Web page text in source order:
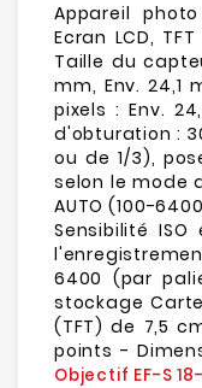
Appareil
Ecran LCD,
Taille du
mm, Env. 24,1
pixels : Env.
d'obturation :
ou de 1/3),
selon le mode
AUTO (100-
Sensibilité
6400 (par
stockage Carte
(TFT) de 7,5
points -
Objectif EF-S